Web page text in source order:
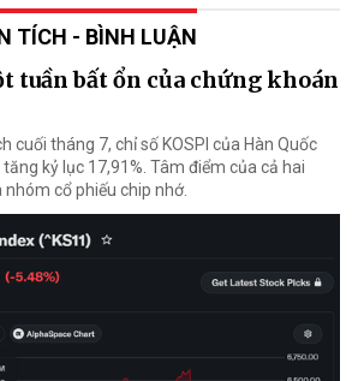
TÍCH - BÌNH LUẬN
tuần bất ổn của chứng khoán
cuối tháng 7, chỉ số KOSPI của Hàn Quốc
kỷ lục 17,91%. Tâm điểm của cả hai
nhóm cổ phiếu chip nhớ.